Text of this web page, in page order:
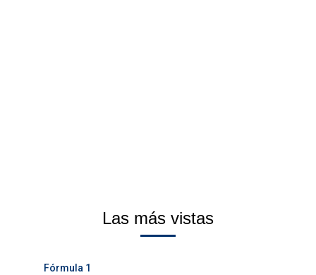
Las más vistas
Fórmula 1